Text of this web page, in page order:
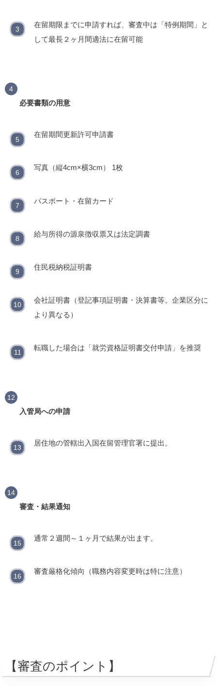
在留期限までに申請すれば、審査中は「特例期間」と
して最長２ヶ月間適法に在留可能
必要書類の用意
在留期間更新許可申請書
写真（縦4cm×横3cm） 1枚
パスポート・在留カード
給与所得の源泉徴収票又は法定調書
住民税納税証明書
会社証明書（登記事項証明書・決算書等。企業区分に
より異なる）
転職した場合は「就労資格証明書交付申請」を推奨
入管局への申請
居住地の管轄出入国在留管理官署に提出。
審査・結果通知
通常２週間～１ヶ月で結果が出ます。
審査厳格化傾向（職務内容変更時は特に注意）
【審査のポイント】